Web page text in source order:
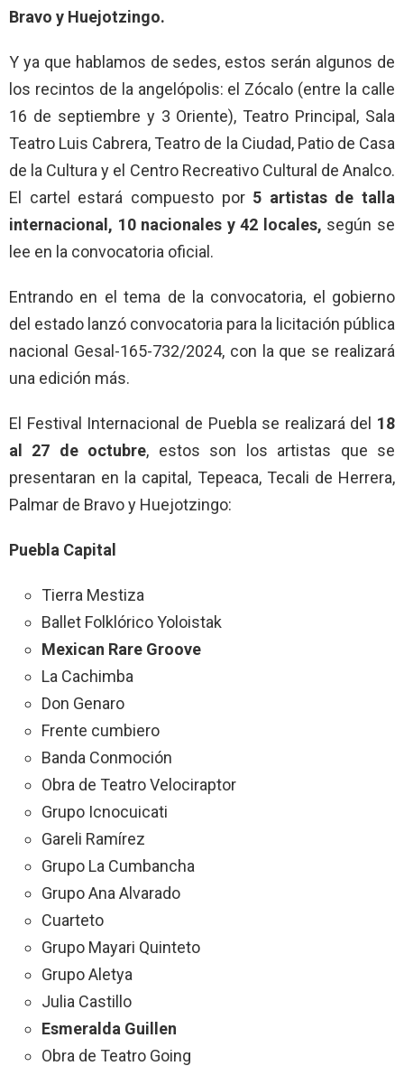
Bravo y Huejotzingo.
Y ya que hablamos de sedes, estos serán algunos de
los recintos de la angelópolis: el Zócalo (entre la calle
16 de septiembre y 3 Oriente), Teatro Principal, Sala
Teatro Luis Cabrera, Teatro de la Ciudad, Patio de Casa
de la Cultura y el Centro Recreativo Cultural de Analco.
El cartel estará compuesto por 5 artistas de talla
internacional, 10 nacionales y 42 locales, según se
lee en la convocatoria oficial.
Entrando en el tema de la convocatoria, el gobierno
del estado lanzó convocatoria para la licitación pública
nacional Gesal-165-732/2024, con la que se realizará
una edición más.
El Festival Internacional de Puebla se realizará del 18
al 27 de octubre, estos son los artistas que se
presentaran en la capital, Tepeaca, Tecali de Herrera,
Palmar de Bravo y Huejotzingo:
Puebla Capital
Tierra Mestiza
Ballet Folklórico Yoloistak
Mexican Rare Groove
La Cachimba
Don Genaro
Frente cumbiero
Banda Conmoción
Obra de Teatro Velociraptor
Grupo Icnocuicati
Gareli Ramírez
Grupo La Cumbancha
Grupo Ana Alvarado
Cuarteto
Grupo Mayari Quinteto
Grupo Aletya
Julia Castillo
Esmeralda Guillen
Obra de Teatro Going